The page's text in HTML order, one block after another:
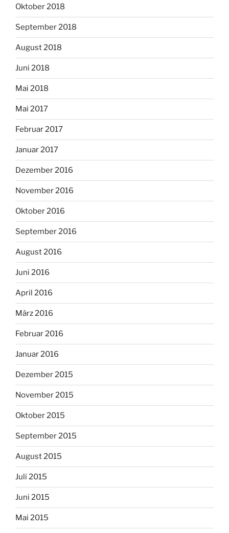
Oktober 2018
September 2018
August 2018
Juni 2018
Mai 2018
Mai 2017
Februar 2017
Januar 2017
Dezember 2016
November 2016
Oktober 2016
September 2016
August 2016
Juni 2016
April 2016
März 2016
Februar 2016
Januar 2016
Dezember 2015
November 2015
Oktober 2015
September 2015
August 2015
Juli 2015
Juni 2015
Mai 2015